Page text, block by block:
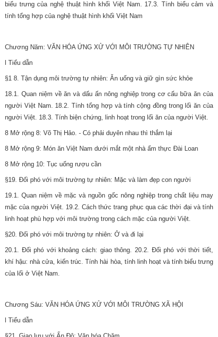
biểu trưng của nghệ thuật hình khối Việt Nam. 17.3. Tính biểu cảm và
tính tổng hợp của nghệ thuật hình khối Việt Nam
Chương Năm: VĂN HÓA ỨNG XỬ VỚI MÔI TRƯỜNG TỰ NHIÊN
l Tiểu dẫn
§1 8. Tận dụng môi trường tự nhiên: Ăn uống và giữ gìn sức khỏe
18.1. Quan niệm về ăn và dấu ấn nông nghiệp trong cơ cấu bữa ăn của
người Việt Nam. 18.2. Tính tổng hợp và tính cộng đồng trong lối ăn của
người Việt. 18.3. Tính biện chứng, linh hoạt trong lối ăn của người Việt.
8 Mở rộng 8: Võ Thị Hảo. - Có phải duyên nhau thì thắm lại
8 Mở rộng 9: Món ăn Việt Nam dưới mắt một nhà ẩm thực Đài Loan
8 Mở rộng 10: Tục uống rượu cần
§19. Đối phó với môi trường tự nhiên: Mặc và làm đẹp con người
19.1. Quan niệm về mặc và nguồn gốc nông nghiệp trong chất liệu may
mặc của người Việt. 19.2. Cách thức trang phục qua các thời đại và tính
linh hoạt phù hợp với môi trường trong cách mặc của người Việt.
§20. Đối phó với môi trường tự nhiên: Ở và đi lại
20.1. Đối phó với khoảng cách: giao thông. 20.2. Đối phó với thời tiết,
khí hậu: nhà cửa, kiến trúc. Tính hài hòa, tính linh hoạt và tính biểu trưng
của lối ở Việt Nam.
Chương Sáu: VĂN HÓA ỨNG XỬ VỚI MÔI TRƯỜNG XÃ HỘI
l Tiểu dẫn